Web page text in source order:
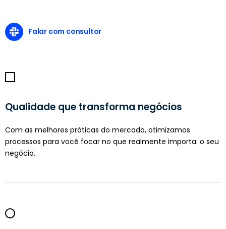
Falar com consultor
Qualidade que transforma negócios
Com as melhores práticas do mercado, otimizamos
processos para você focar no que realmente importa: o seu
negócio.